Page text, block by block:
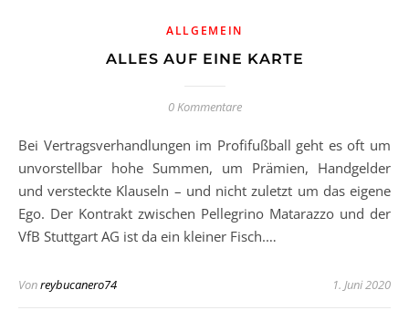
ALLGEMEIN
ALLES AUF EINE KARTE
0 Kommentare
Bei Vertragsverhandlungen im Profifußball geht es oft um
unvorstellbar hohe Summen, um Prämien, Handgelder
und versteckte Klauseln – und nicht zuletzt um das eigene
Ego. Der Kontrakt zwischen Pellegrino Matarazzo und der
VfB Stuttgart AG ist da ein kleiner Fisch.…
Vonreybucanero74 1. Juni 2020